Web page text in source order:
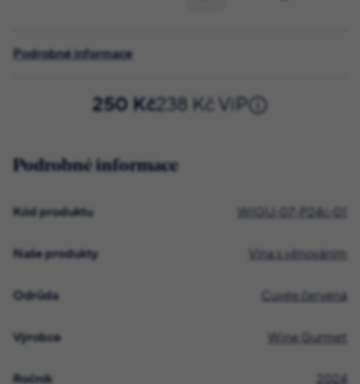
Podrobné informace
250 Kč238 Kč ViP
Podrobné informace
Kód produktu WIGU-07-P24c-01
Naše produkty Vína s věnováním
Odrůda Cuvée červená
Výrobce Wine Gurmet
Ročník 2024